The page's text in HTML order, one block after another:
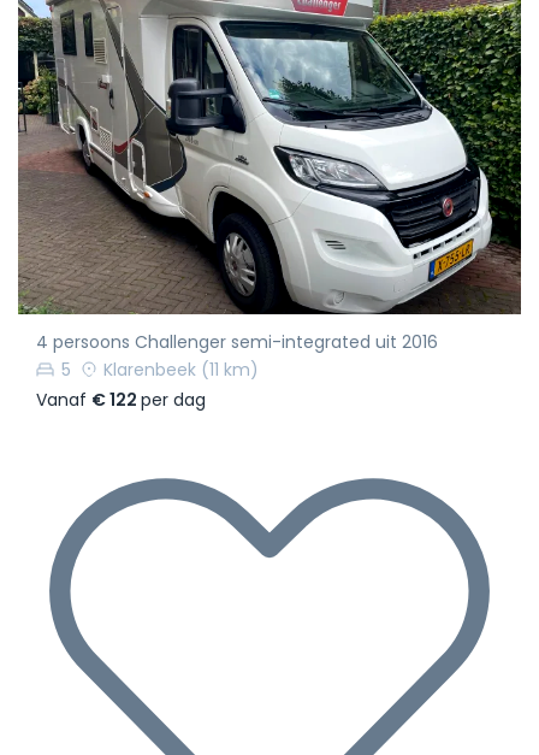
4 persoons Challenger semi-integrated uit 2016
5
Klarenbeek (11 km)
Vanaf € 122 per dag